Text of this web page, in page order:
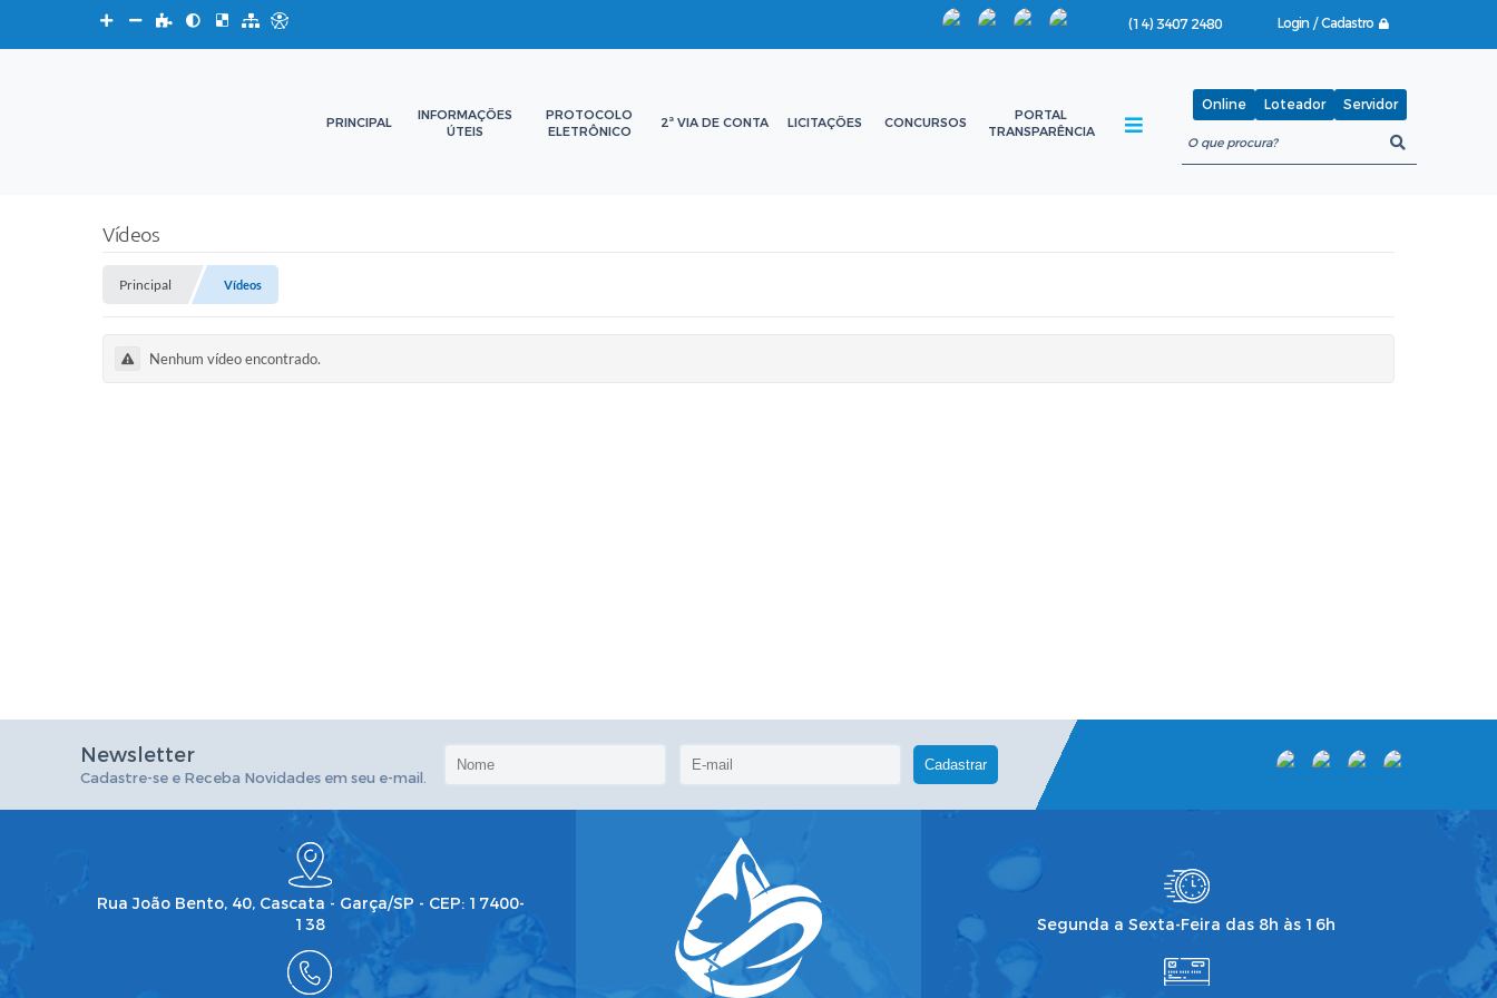
Login / Cadastro
(14) 3407 2480
PRINCIPAL
INFORMAÇÕES
ÚTEIS
PROTOCOLO
ELETRÔNICO
2ª VIA DE CONTA LICITAÇÕES CONCURSOS
PORTAL
TRANSPARÊNCIA
Online Loteador Servidor
Vídeos
Principal Vídeos
Nenhum vídeo encontrado.
Newsletter
Cadastre-se e Receba Novidades em seu e-mail.
Cadastrar
Rua João Bento, 40, Cascata - Garça/SP - CEP: 17400-
138
Segunda a Sexta-Feira das 8h às 16h